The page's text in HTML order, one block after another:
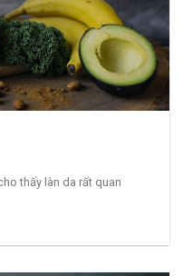
thấy làn da rất quan